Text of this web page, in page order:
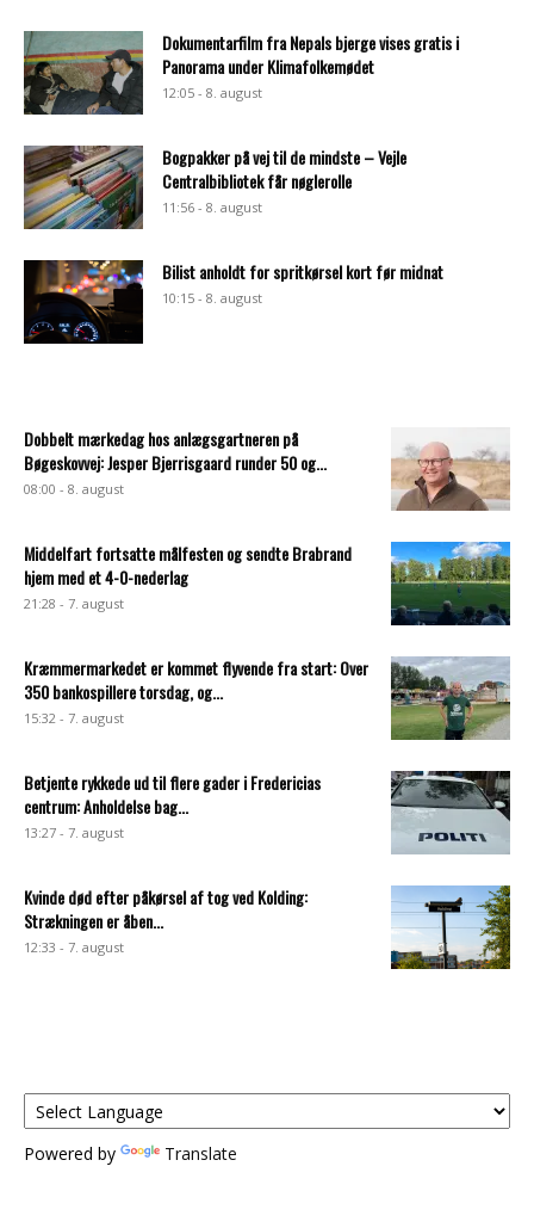
Dokumentarfilm fra Nepals bjerge vises gratis i
Panorama under Klimafolkemødet
12:05 - 8. august
Bogpakker på vej til de mindste – Vejle
Centralbibliotek får nøglerolle
11:56 - 8. august
Bilist anholdt for spritkørsel kort før midnat
10:15 - 8. august
Dobbelt mærkedag hos anlægsgartneren på
Bøgeskovvej: Jesper Bjerrisgaard runder 50 og...
08:00 - 8. august
Middelfart fortsatte målfesten og sendte Brabrand
hjem med et 4-0-nederlag
21:28 - 7. august
Kræmmermarkedet er kommet flyvende fra start: Over
350 bankospillere torsdag, og...
15:32 - 7. august
Betjente rykkede ud til flere gader i Fredericias
centrum: Anholdelse bag...
13:27 - 7. august
Kvinde død efter påkørsel af tog ved Kolding:
Strækningen er åben...
12:33 - 7. august
Powered by Translate